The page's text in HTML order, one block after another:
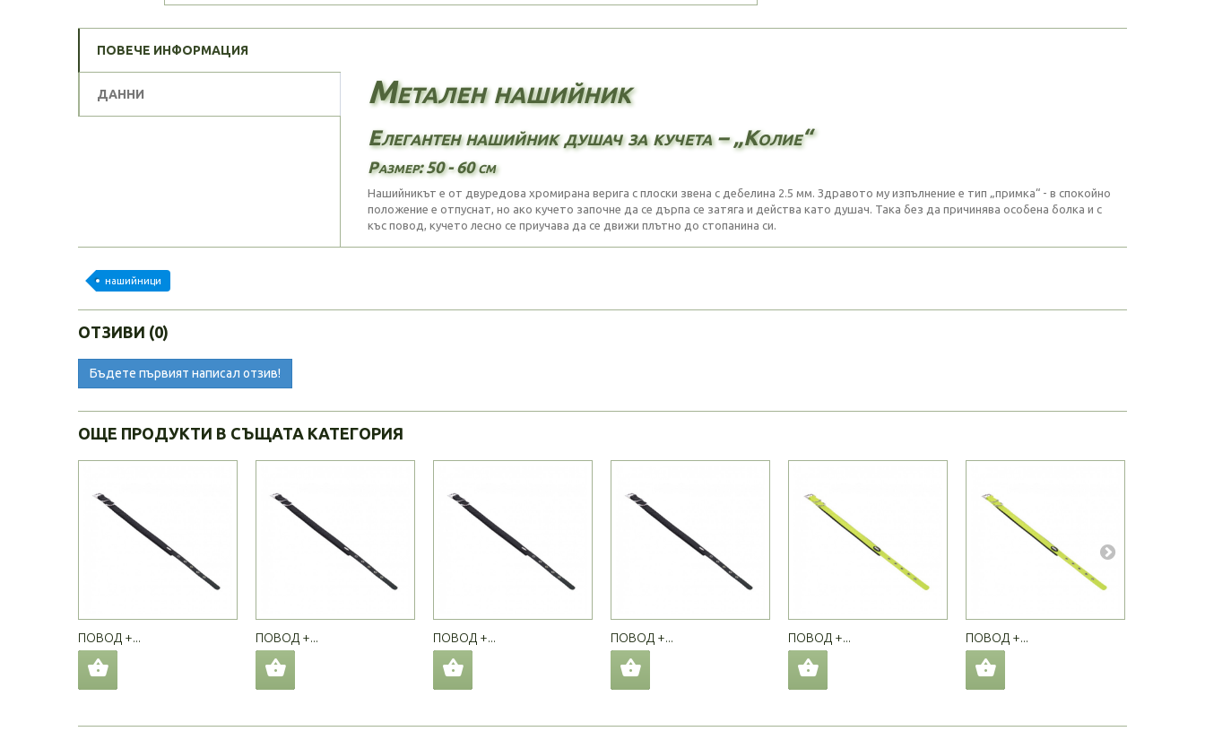
ПОВЕЧЕ ИНФОРМАЦИЯ
ДАННИ Метален нашийник
Елегантен нашийник душач за кучета – „Колие“
Размер: 50 - 60 см
Нашийникът е от двуредова хромирана верига с плоски звена с дебелина 2.5 мм. Здравото му изпълнение е тип „примка“ - в спокойно
положение е отпуснат, но ако кучето започне да се дърпа се затяга и действа като душач. Така без да причинява особена болка и с
къс повод, кучето лесно се приучава да се движи плътно до стопанина си.
нашийници
ОТЗИВИ (0)
Бъдете първият написал отзив!
ОЩЕ ПРОДУКТИ В СЪЩАТА КАТЕГОРИЯ
ПОВОД +... ПОВОД +... ПОВОД +... ПОВОД +... ПОВОД +... ПОВОД +...